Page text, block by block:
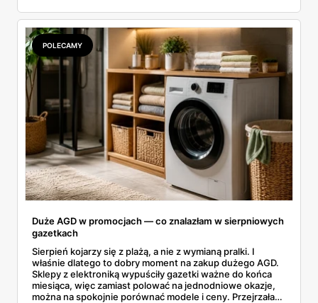
rozpiska: co dokładnie sprzedaje Lidl, ile kosztują
odpowiedniki u producenta i komu ten zakup naprawdę
się opłaci.
POLECAMY
Duże AGD w promocjach — co znalazłam w sierpniowych
gazetkach
Sierpień kojarzy się z plażą, a nie z wymianą pralki. I
właśnie dlatego to dobry moment na zakup dużego AGD.
Sklepy z elektroniką wypuściły gazetki ważne do końca
miesiąca, więc zamiast polować na jednodniowe okazje,
można na spokojnie porównać modele i ceny. Przejrzałam